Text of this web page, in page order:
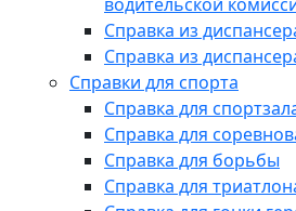
Справка из
Справка из
Справки для спорта
Справка для
Справка для
Справка для борьбы
Справка для